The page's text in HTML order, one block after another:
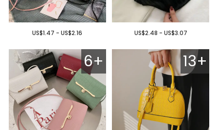
US$1.47 - US$2.16 US$2.48 - US$3.07
6+ 13+